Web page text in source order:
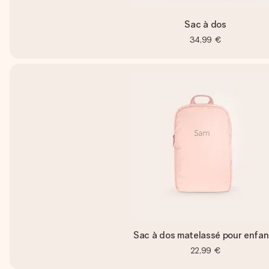
Sac à dos
34,99 €
Sac à dos matelassé pour
22,99 €